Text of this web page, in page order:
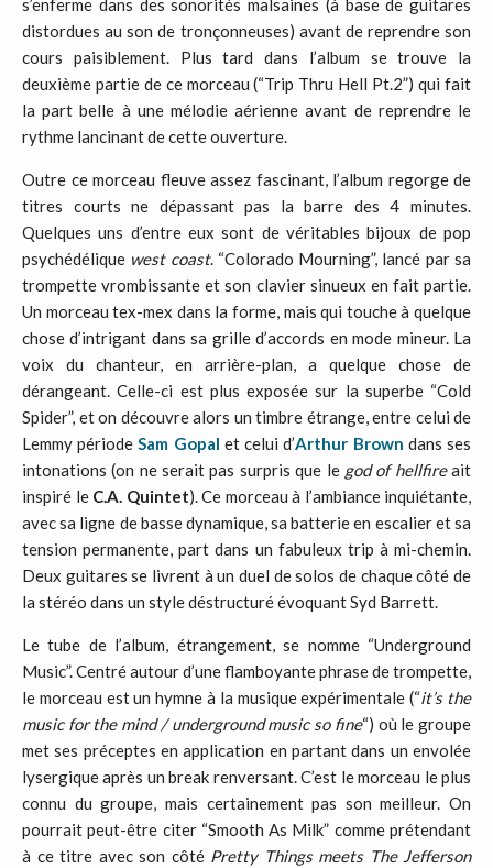
s’enferme dans des sonorités malsaines (à base de guitares
distordues au son de tronçonneuses) avant de reprendre son
cours paisiblement. Plus tard dans l’album se trouve la
deuxième partie de ce morceau (“Trip Thru Hell Pt.2”) qui fait
la part belle à une mélodie aérienne avant de reprendre le
rythme lancinant de cette ouverture.
Outre ce morceau fleuve assez fascinant, l’album regorge de
titres courts ne dépassant pas la barre des 4 minutes.
Quelques uns d’entre eux sont de véritables bijoux de pop
psychédélique west coast. “Colorado Mourning”, lancé par sa
trompette vrombissante et son clavier sinueux en fait partie.
Un morceau tex-mex dans la forme, mais qui touche à quelque
chose d’intrigant dans sa grille d’accords en mode mineur. La
voix du chanteur, en arrière-plan, a quelque chose de
dérangeant. Celle-ci est plus exposée sur la superbe “Cold
Spider”, et on découvre alors un timbre étrange, entre celui de
Lemmy périodeSam Gopal et celui d’Arthur Brown dans ses
intonations (on ne serait pas surpris que le god of hellfireait
inspiré le C.A. Quintet). Ce morceau à l’ambiance inquiétante,
avec sa ligne de basse dynamique, sa batterie en escalier et sa
tension permanente, part dans un fabuleux trip à mi-chemin.
Deux guitares se livrent à un duel de solos de chaque côté de
la stéréo dans un style déstructuré évoquant Syd Barrett.
Le tube de l’album, étrangement, se nomme “Underground
Music”. Centré autour d’une flamboyante phrase de trompette,
le morceau est un hymne à la musique expérimentale (“it’s the
music for the mind / underground music so fine“) où le groupe
met ses préceptes en application en partant dans un envolée
lysergique après un break renversant. C’est le morceau le plus
connu du groupe, mais certainement pas son meilleur. On
pourrait peut-être citer “Smooth As Milk” comme prétendant
à ce titre avec son côté Pretty Things meets The Jefferson